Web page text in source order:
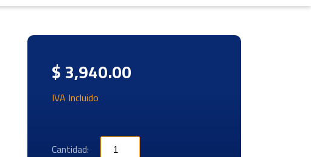
$ 3,940.00
IVA Incluido
Cantidad: